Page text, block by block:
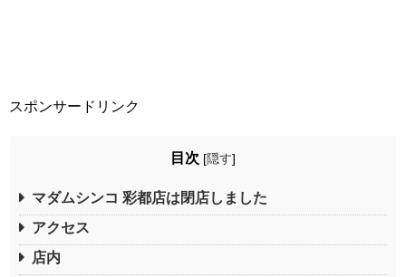
スポンサードリンク
目次 [隠す]
マダムシンコ 彩都店は閉店しました
アクセス
店内